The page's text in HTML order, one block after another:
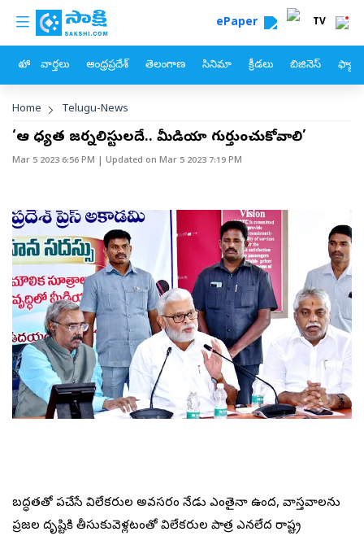
Skip to main content
custom menu ePaper TV
హోం వార్తలు ఆంధ్రప్రదేశ్ తెలంగాణ సినిమా క్రీడలు బిజినెస్
Breadcrumb
Home Telugu-News
‘ఆ బాధ్యత జర్నలిస్టులదే.. మీడియా గుర్తుంచుకోవాలి’
Mar 5 2023 6:56 PM | Updated on Mar 5 2023 7:19 PM
నిబద్ధతతో పనిచేసే విలేకరుల అవసరం నేడు ఎంతైనా ఉందని, వాస్తవాలను
ప్రజల దృష్టికి తీసుకువెళ్లటంతో విలేకరుల పాత్ర ఎనలేనిదని రాష్ట్ర